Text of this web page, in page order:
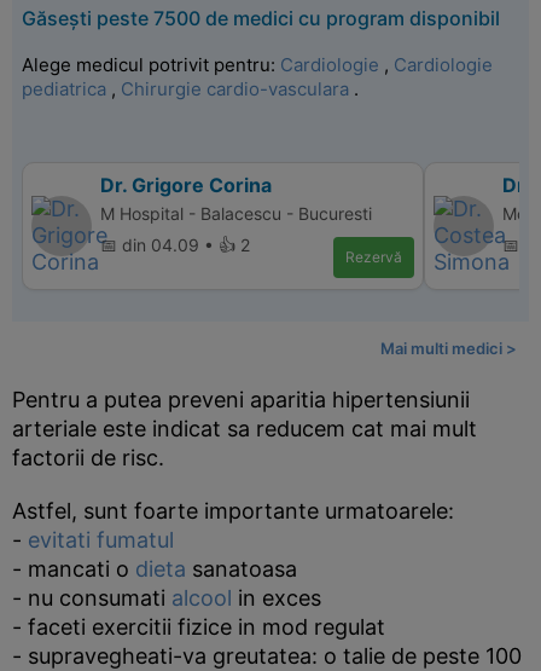
Găsești peste 7500 de medici cu program disponibil
Alege medicul potrivit pentru: Cardiologie , Cardiologie
pediatrica , Chirurgie cardio-vasculara .
Dr. Grigore Corina
M Hospital - Balacescu - Bucuresti
📅 din 04.09 • 👍 2
Rezervă
Dr.
📅
Mai multi medici >
Pentru a putea preveni aparitia hipertensiunii
arteriale este indicat sa reducem cat mai mult
factorii de risc.
Astfel, sunt foarte importante urmatoarele:
- evitati fumatul
- mancati o dieta sanatoasa
- nu consumati alcool in exces
- faceti exercitii fizice in mod regulat
- supravegheati-va greutatea: o talie de peste 100